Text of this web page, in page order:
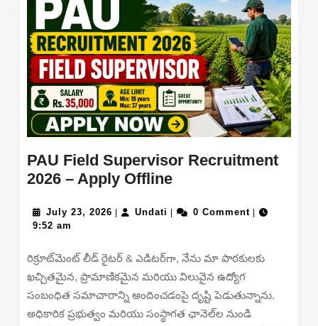
PAU Field Supervisor Recruitment
2026 – Apply OfflinePAU
Supervisor
2026
–
Apply
Offline
July 23, 2026 July
Undati Undati0 Comment
9:52 am
రిక్రూట్‌మెంట్ లీడ్ రైటర్ & ఎడిటర్‌గా, నేను మా పాఠకులకు
ఖచ్చితమైన, ప్రామాణికమైన మరియు విలువైన ఉద్యోగ
సంబంధిత సమాచారాన్ని అందించడంపై దృష్టి పెడుతున్నాను.
అధికారిక ప్రభుత్వం మరియు సంస్థాగత ఛానెల్‌ల నుండి